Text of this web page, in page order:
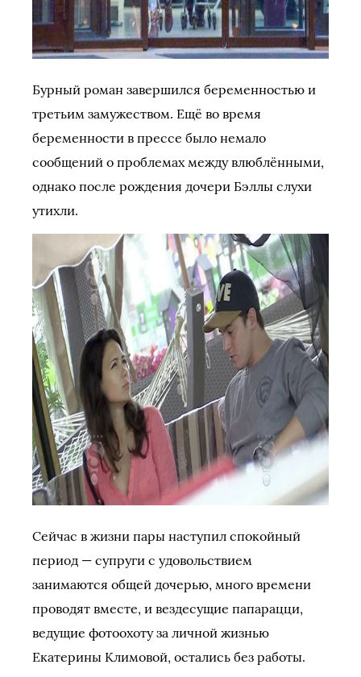
Бурный роман завершился беременностью и
третьим замужеством. Ещё во время
беременности в прессе было немало
сообщений о проблемах между влюблёнными,
однако после рождения дочери Бэллы слухи
утихли.
Сейчас в жизни пары наступил спокойный
период — супруги с удовольствием
занимаются общей дочерью, много времени
проводят вместе, и вездесущие папарацци,
ведущие фотоохоту за личной жизнью
Екатерины Климовой, остались без работы.